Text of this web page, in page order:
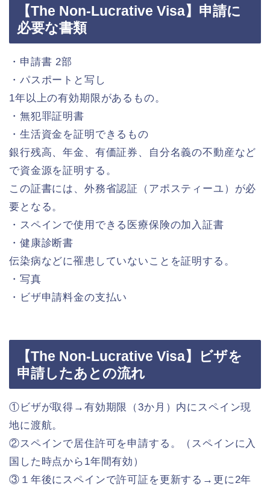
【The Non-Lucrative Visa】申請に
必要な書類
・申請書 2部
・パスポートと写し
1年以上の有効期限があるもの。
・無犯罪証明書
・生活資金を証明できるもの
銀行残高、年金、有価証券、自分名義の不動産など
で資金源を証明する。
この証書には、外務省認証（アポスティーユ）が必
要となる。
・スペインで使用できる医療保険の加入証書
・健康診断書
伝染病などに罹患していないことを証明する。
・写真
・ビザ申請料金の支払い
【The Non-Lucrative Visa】ビザを
申請したあとの流れ
①ビザが取得→有効期限（3か月）内にスペイン現
地に渡航。
②スペインで居住許可を申請する。（スペインに入
国した時点から1年間有効）
③１年後にスペインで許可証を更新する→更に2年